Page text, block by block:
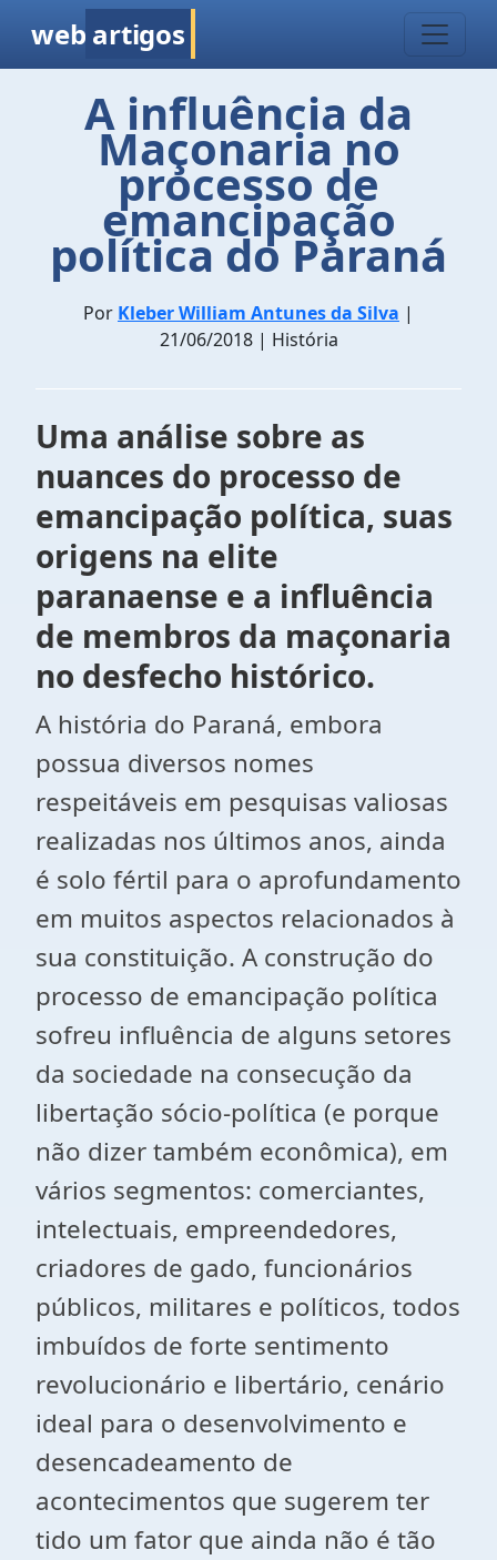
web artigos
A influência da
Maçonaria no
processo de
emancipação
política do Paraná
Por Kleber William Antunes da Silva |
21/06/2018 | História
Uma análise sobre as
nuances do processo de
emancipação política, suas
origens na elite
paranaense e a influência
de membros da maçonaria
no desfecho histórico.
A história do Paraná, embora
possua diversos nomes
respeitáveis em pesquisas valiosas
realizadas nos últimos anos, ainda
é solo fértil para o aprofundamento
em muitos aspectos relacionados à
sua constituição. A construção do
processo de emancipação política
sofreu influência de alguns setores
da sociedade na consecução da
libertação sócio-política (e porque
não dizer também econômica), em
vários segmentos: comerciantes,
intelectuais, empreendedores,
criadores de gado, funcionários
públicos, militares e políticos, todos
imbuídos de forte sentimento
revolucionário e libertário, cenário
ideal para o desenvolvimento e
desencadeamento de
acontecimentos que sugerem ter
tido um fator que ainda não é tão